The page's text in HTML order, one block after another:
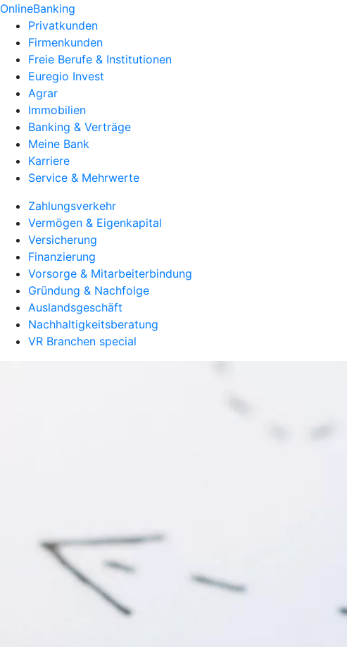
OnlineBanking
Privatkunden
Firmenkunden
Freie Berufe & Institutionen
Euregio Invest
Agrar
Immobilien
Banking & Verträge
Meine Bank
Karriere
Service & Mehrwerte
Zahlungsverkehr
Vermögen & Eigenkapital
Versicherung
Finanzierung
Vorsorge & Mitarbeiterbindung
Gründung & Nachfolge
Auslandsgeschäft
Nachhaltigkeitsberatung
VR Branchen special